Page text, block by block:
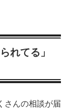
れてる」
さんの相談が届